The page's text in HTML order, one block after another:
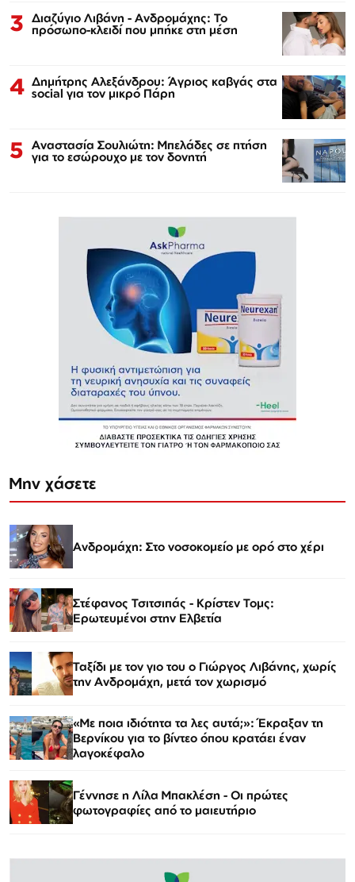
3 Διαζύγιο Λιβάνη - Ανδρομάχης: Το
πρόσωπο-κλειδί που μπήκε στη μέση
4 Δημήτρης Αλεξάνδρου: Άγριος καβγάς στα
social για τον μικρό Πάρη
5 Αναστασία Σουλιώτη: Μπελάδες σε πτήση
για το εσώρουχο με τον δονητή
Μην χάσετε
Ανδρομάχη: Στο νοσοκομείο με ορό στο χέρι
Στέφανος Τσιτσιπάς - Kρίστεν Τομς:
Ερωτευμένοι στην Ελβετία
Ταξίδι με τον γιο του ο Γιώργος Λιβάνης, χωρίς
την Ανδρομάχη, μετά τον χωρισμό
«Με ποια ιδιότητα τα λες αυτά;»: Έκραξαν τη
Βερνίκου για το βίντεο όπου κρατάει έναν
λαγοκέφαλο
Γέννησε η Λίλα Μπακλέση - Οι πρώτες
φωτογραφίες από το μαιευτήριο